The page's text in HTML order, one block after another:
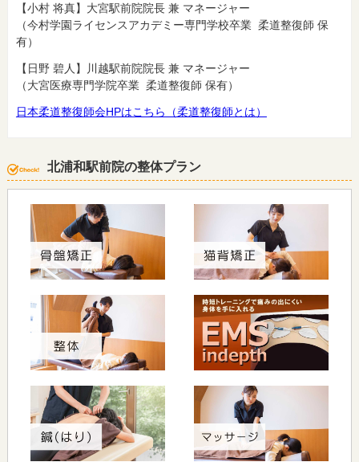
【小村 将真】大宮駅前院院長 兼 マネージャー
（今村学園ライセンスアカデミー専門学校卒業 柔道整復師 保
有）
【日野 碧人】川越駅前院院長 兼 マネージャー
（大宮医療専門学院卒業 柔道整復師 保有）
日本柔道整復師会HPはこちら（柔道整復師とは）
北浦和駅前院の整体プラン